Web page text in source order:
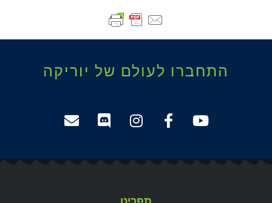
התחברו לעולם של יוריקה